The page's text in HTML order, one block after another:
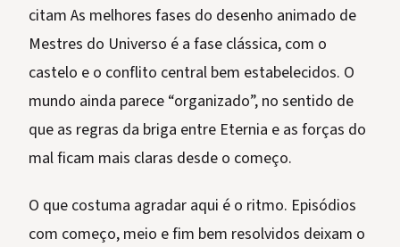
citam As melhores fases do desenho animado de
Mestres do Universo é a fase clássica, com o
castelo e o conflito central bem estabelecidos. O
mundo ainda parece “organizado”, no sentido de
que as regras da briga entre Eternia e as forças do
mal ficam mais claras desde o começo.
O que costuma agradar aqui é o ritmo. Episódios
com começo, meio e fim bem resolvidos deixam o